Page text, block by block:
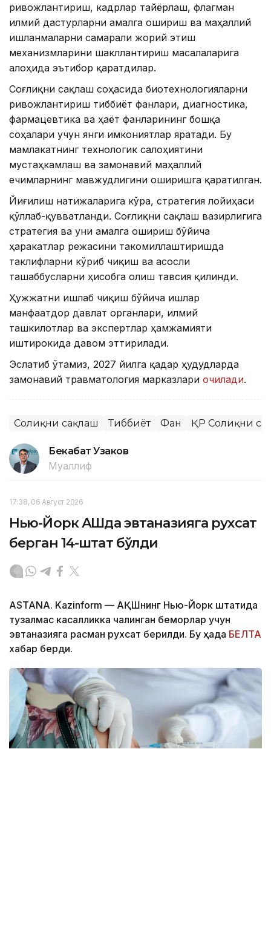
ривожлантириш, кадрлар тайёрлаш, флагман
илмий дастурларни амалга ошириш ва маҳаллий
ишланмаларни самарали жорий этиш
механизмларини шакллантириш масалаларига
алоҳида эътибор қаратдилар.
Соғлиқни сақлаш соҳасида биотехнологияларни
ривожлантириш тиббиёт фанлари, диагностика,
фармацевтика ва ҳаёт фанларининг бошқа
соҳалари учун янги имкониятлар яратади. Бу
мамлакатнинг технологик салоҳиятини
мустаҳкамлаш ва замонавий маҳаллий
ечимларнинг мавжудлигини оширишга қаратилган.
Йиғилиш натижаларига кўра, стратегия лойиҳаси
қўллаб-қувватланди. Соғлиқни сақлаш вазирлигига
стратегия ва уни амалга ошириш бўйича
ҳаракатлар режасини такомиллаштиришда
таклифларни кўриб чиқиш ва асосли
ташаббусларни ҳисобга олиш тавсия қилинди.
Ҳужжатни ишлаб чиқиш бўйича ишлар
манфаатдор давлат органлари, илмий
ташкилотлар ва экспертлар ҳамжамияти
иштирокида давом эттирилади.
Эслатиб ўтамиз, 2027 йилга қадар ҳудудларда
замонавий травматология марказлари очилади.
Соғлиқни сақлаш Тиббиёт Фан ҚР Соғлиқни
Бекабат Узаков
Муаллиф
17:38, 06 Август 2026
Нью-Йорк АҚШда эвтаназияга рухсат
берган 14-штат бўлди
ASTANA. Kazinform — АҚШнинг Нью-Йорк штатида
тузалмас касалликка чалинган беморлар учун
эвтаназияга расман рухсат берилди. Бу ҳақда БЕЛТА
хабар берди.